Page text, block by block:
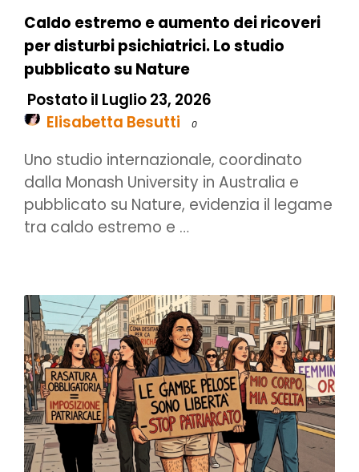
Caldo estremo e aumento dei ricoveri
per disturbi psichiatrici. Lo studio
pubblicato su Nature
Postato il Luglio 23, 2026
Elisabetta Besutti
0
Uno studio internazionale, coordinato
dalla Monash University in Australia e
pubblicato su Nature, evidenzia il legame
tra caldo estremo e …